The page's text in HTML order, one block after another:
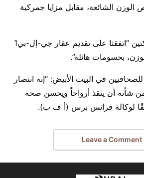
الوزن الشائعة، مقابل مزايا جمركية
وقال ترامب إن الشركتين “اتفقتا على تقديم عقار جي-إل-بي1
بحسومات هائلة”.
في البيت الأبيض: “إنه انتصار
شأنه أن ينقذ أرواحاً ويحسن صحة
وفقًا لوكالة فرانس برس (أ ف ب).
Leave a Comment